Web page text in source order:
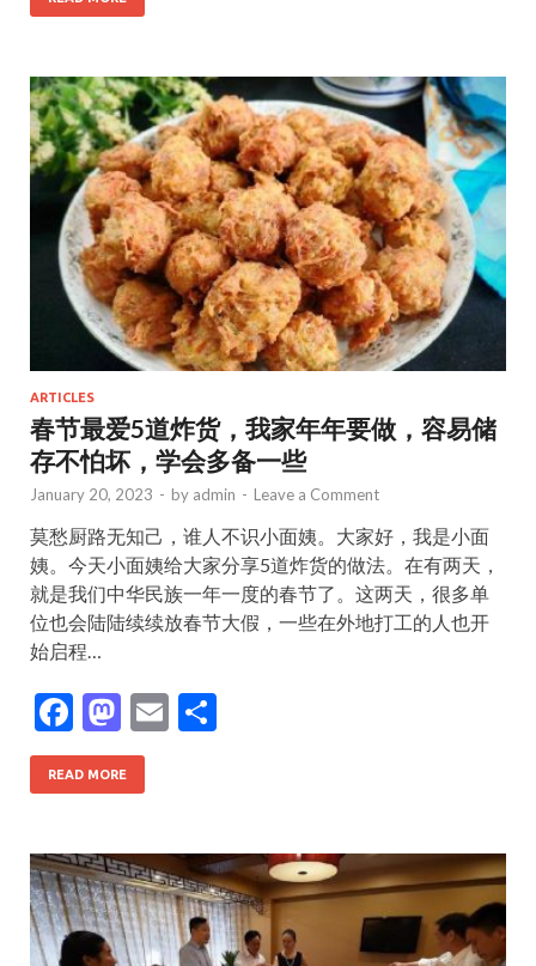
e
o
o
k
to
o
n
ARTICLES
春节最爱5道炸货，我家年年要做，容易储
存不怕坏，学会多备一些
January 20, 2023 - by admin - Leave a Comment
莫愁厨路无知己，谁人不识小面姨。大家好，我是小面
姨。今天小面姨给大家分享5道炸货的做法。在有两天，
就是我们中华民族一年一度的春节了。这两天，很多单
位也会陆陆续续放春节大假，一些在外地打工的人也开
始启程…
F
ac
e
o
o
k
M
as
to
o
n
E
READ MORE